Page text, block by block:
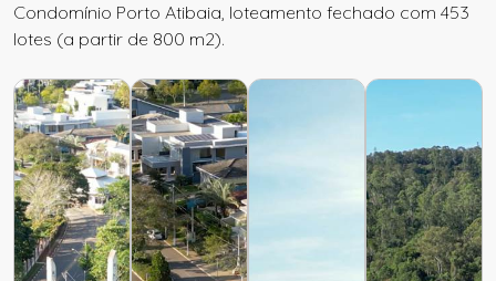
Condomínio Porto Atibaia, loteamento fechado com 453
lotes (a partir de 800 m2).